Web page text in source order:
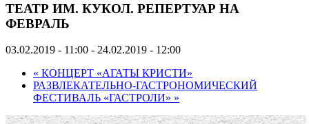
ТЕАТР ИМ. КУКОЛ. РЕПЕРТУАР НА
ФЕВРАЛЬ
03.02.2019 - 11:00 - 24.02.2019 - 12:00
« КОНЦЕРТ «АГАТЫ КРИСТИ»
РАЗВЛЕКАТЕЛЬНО-ГАСТРОНОМИЧЕСКИЙ
ФЕСТИВАЛЬ «ГАСТРОЛИ» »